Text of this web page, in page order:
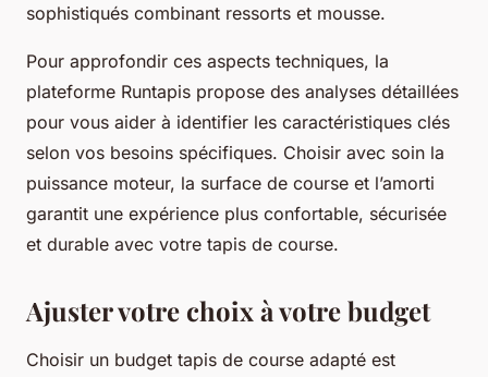
sophistiqués combinant ressorts et mousse.
Pour approfondir ces aspects techniques, la
plateforme Runtapis propose des analyses détaillées
pour vous aider à identifier les caractéristiques clés
selon vos besoins spécifiques. Choisir avec soin la
puissance moteur, la surface de course et l’amorti
garantit une expérience plus confortable, sécurisée
et durable avec votre tapis de course.
Ajuster votre choix à votre budget
Choisir un budget tapis de course adapté est